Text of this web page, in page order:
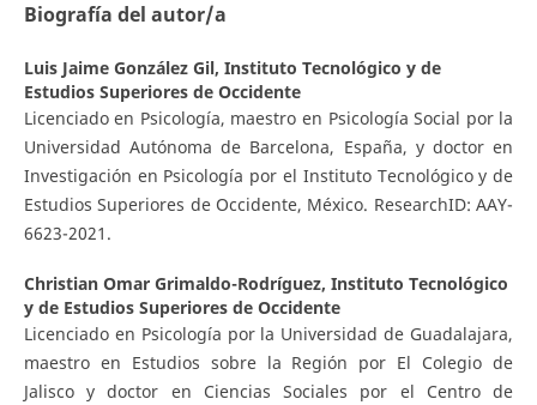
Biografía del autor/a
Luis Jaime González Gil, Instituto Tecnológico y de
Estudios Superiores de Occidente
Licenciado en Psicología, maestro en Psicología Social por la
Universidad Autónoma de Barcelona, España, y doctor en
Investigación en Psicología por el Instituto Tecnológico y de
Estudios Superiores de Occidente, México. ResearchID: AAY-
6623-2021.
Christian Omar Grimaldo-Rodríguez, Instituto Tecnológico
y de Estudios Superiores de Occidente
Licenciado en Psicología por la Universidad de Guadalajara,
maestro en Estudios sobre la Región por El Colegio de
Jalisco y doctor en Ciencias Sociales por el Centro de